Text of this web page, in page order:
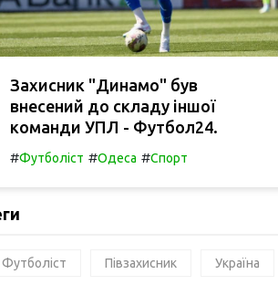
Захисник "Динамо" був
внесений до складу іншої
команди УПЛ - Футбол24.
#Футболіст #Одеса #Спорт
Футболіст Півзахисник Україна